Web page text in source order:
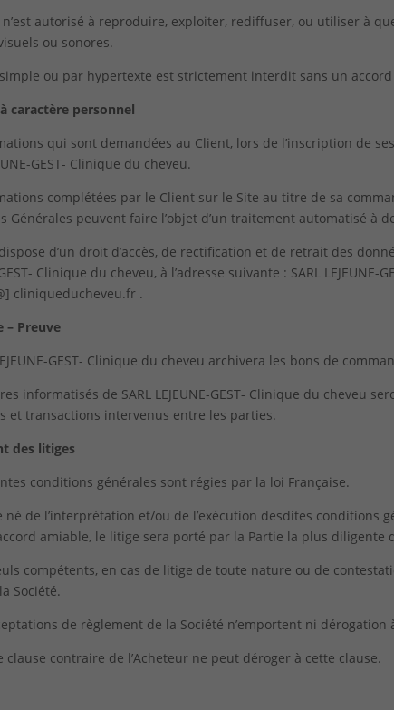
n’est autorisé à reproduire, exploiter, rediffuser, ou utiliser à
ou sonores.
ou par hypertexte est strictement interdit sans un
caractère personnel
qui sont demandées au Client, lors de l’inscription de
GEST- Clinique du cheveu.
complétées par le Client sur le Site au titre de sa
Générales peuvent faire l’objet d’un traitement automatisé à
d’un droit d’accès, de rectification et de retrait des
GEST- Clinique du cheveu, à l’adresse suivante : SARL
cliniqueducheveu.fr .
– Preuve
GEST- Clinique du cheveu archivera les bons de
informatisés de SARL LEJEUNE-GEST- Clinique du cheveu
et transactions intervenus entre les parties.
des litiges
conditions générales sont régies par la loi Française.
né de l’interprétation et/ou de l’exécution desdites conditions
amiable, le litige sera porté par la Partie la plus
compétents, en cas de litige de toute nature ou de
Société.
de règlement de la Société n’emportent ni
clause contraire de l’Acheteur ne peut déroger à cette clause.